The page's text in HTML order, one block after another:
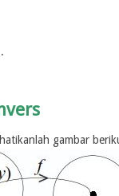
.
gambar